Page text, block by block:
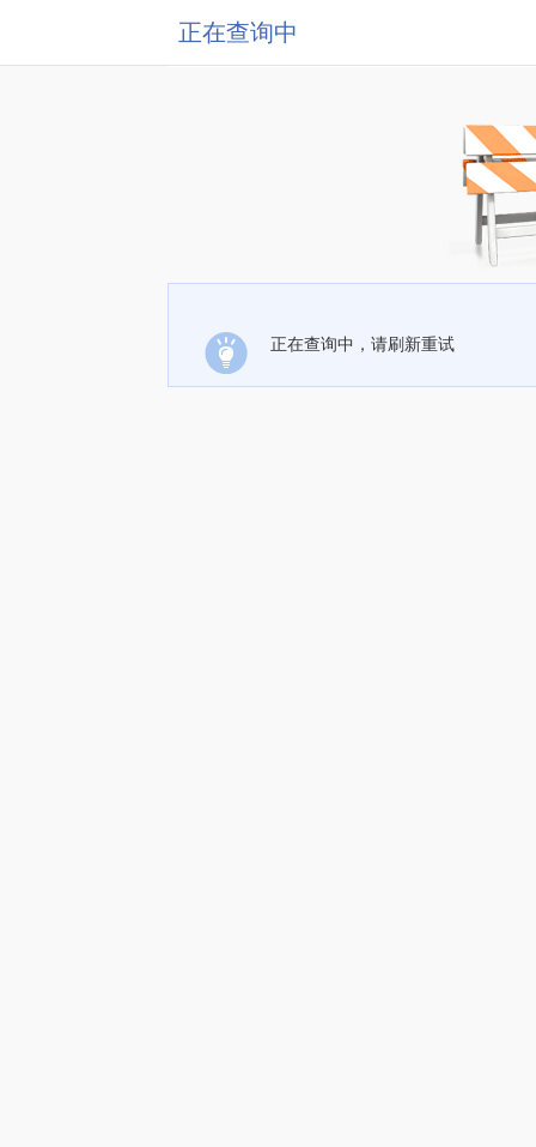
正在查询中
正在查询中，请刷新重试